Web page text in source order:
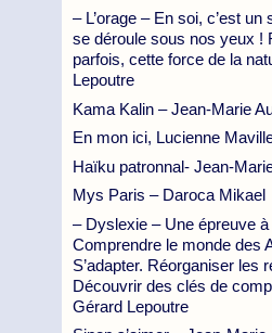
– L’orage – En soi, c’est un
se déroule sous nos yeux !
parfois, cette force de la
Lepoutre
Kama Kalin – Jean-Marie
En mon ici, Lucienne
Haïku patronnal- Jean-
Mys Paris – Daroca Mikael
– Dyslexie – Une épreuve
Comprendre le monde des
S’adapter. Réorganiser les
Découvrir des clés de
Gérard Lepoutre